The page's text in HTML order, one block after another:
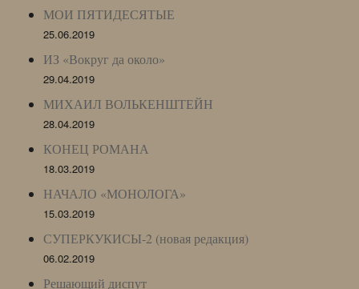
МОИ ПЯТИДЕСЯТЫЕ
25.06.2019
ИЗ «Вокруг да около»
29.04.2019
МИХАИЛ ВОЛЬКЕНШТЕЙН
28.04.2019
КОНЕЦ РОМАНА
18.03.2019
НАЧАЛО «МОНОЛОГА»
15.03.2019
СУПЕРКУКИСЫ-2 (новая редакция)
06.02.2019
Решающий диспут